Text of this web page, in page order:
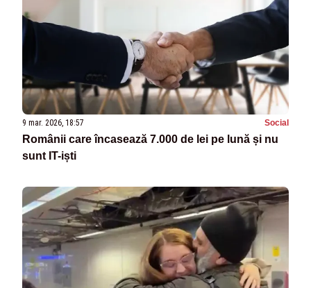
9 mar. 2026, 18:57 Social
Românii care încasează 7.000 de lei pe lună și nu
sunt IT-iști